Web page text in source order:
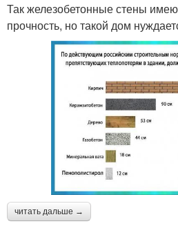
Так железобетонные стены
прочность, но такой дом
читать дальше →